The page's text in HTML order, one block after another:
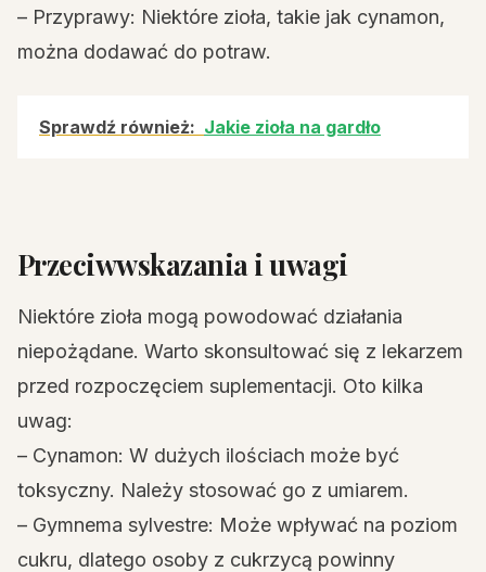
– Przyprawy: Niektóre zioła, takie jak cynamon,
można dodawać do potraw.
Sprawdź również: Jakie zioła na gardło
Przeciwwskazania i uwagi
Niektóre zioła mogą powodować działania
niepożądane. Warto skonsultować się z lekarzem
przed rozpoczęciem suplementacji. Oto kilka
uwag:
– Cynamon: W dużych ilościach może być
toksyczny. Należy stosować go z umiarem.
– Gymnema sylvestre: Może wpływać na poziom
cukru, dlatego osoby z cukrzycą powinny